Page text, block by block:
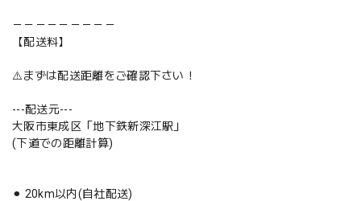
－－－－－－－－－
【配送料】
⚠️まずは配送距離をご確認下さい！
---配送元---
大阪市東成区「地下鉄新深江駅」
(下道での距離計算)
⚫︎ 20km以内(自社配送)